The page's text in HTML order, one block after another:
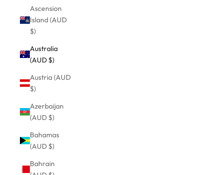
Ascension
Island (AUD
$)
Australia
(AUD $)
Austria (AUD
$)
Azerbaijan
(AUD $)
Bahamas
(AUD $)
Bahrain